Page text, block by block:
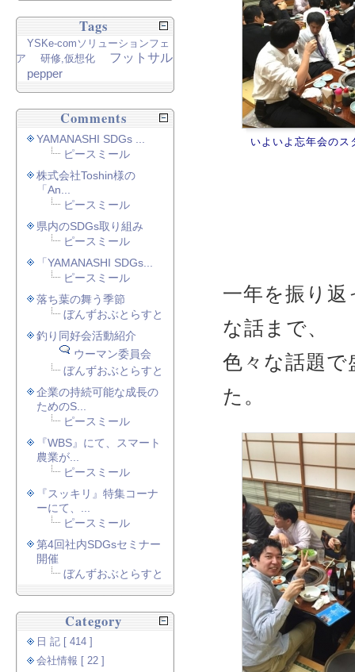
いよいよ忘年会のス
一年を振り
な話まで、
色々な話題
た。
Tags
YSKe-comソリューションフェ
ア
研修,仮想化
フットサル
pepper
Comments
YAMANASHI SDGs ...
ピースミール
株式会社Toshin様の
「An...
ピースミール
県内のSDGs取り組み
ピースミール
「YAMANASHI SDGs...
ピースミール
落ち葉の舞う季節
ぼんずおぶとらすと
釣り同好会活動紹介
ウーマン委員会
ぼんずおぶとらすと
企業の持続可能な成長の
ためのS...
ピースミール
『WBS』にて、スマート
農業が...
ピースミール
『スッキリ』特集コーナ
ーにて、...
ピースミール
第4回社内SDGsセミナー
開催
ぼんずおぶとらすと
Category
日 記 [ 414 ]
会社情報 [ 22 ]